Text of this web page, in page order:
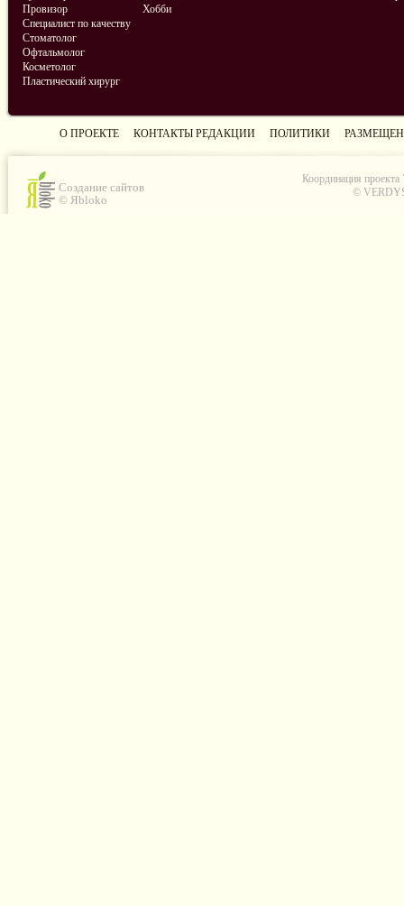
Провизор
Специалист по качеству
Стоматолог
Офтальмолог
Косметолог
Пластический хирург
Хобби
О ПРОЕКТЕ КОНТАКТЫ РЕДАКЦИИ ПОЛИТИКИ
Создание сайтов
© Яbloko
Координация проекта
©